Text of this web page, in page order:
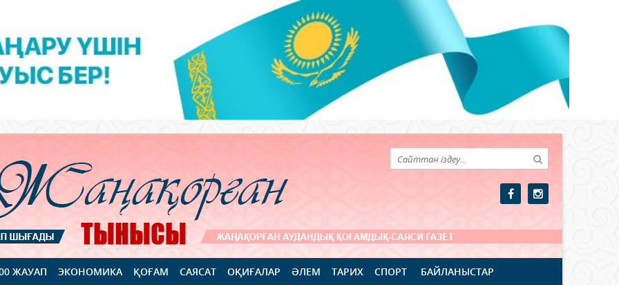
ЖАУАП ЭКОНОМИКА ҚОҒАМ САЯСАТ ОҚИҒАЛАР ӘЛЕМ ТАРИХ СПОРТ БАЙЛАНЫСТАР